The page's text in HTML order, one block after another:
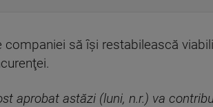
să îşi restabilească
aprobat astăzi (luni, n.r.) va